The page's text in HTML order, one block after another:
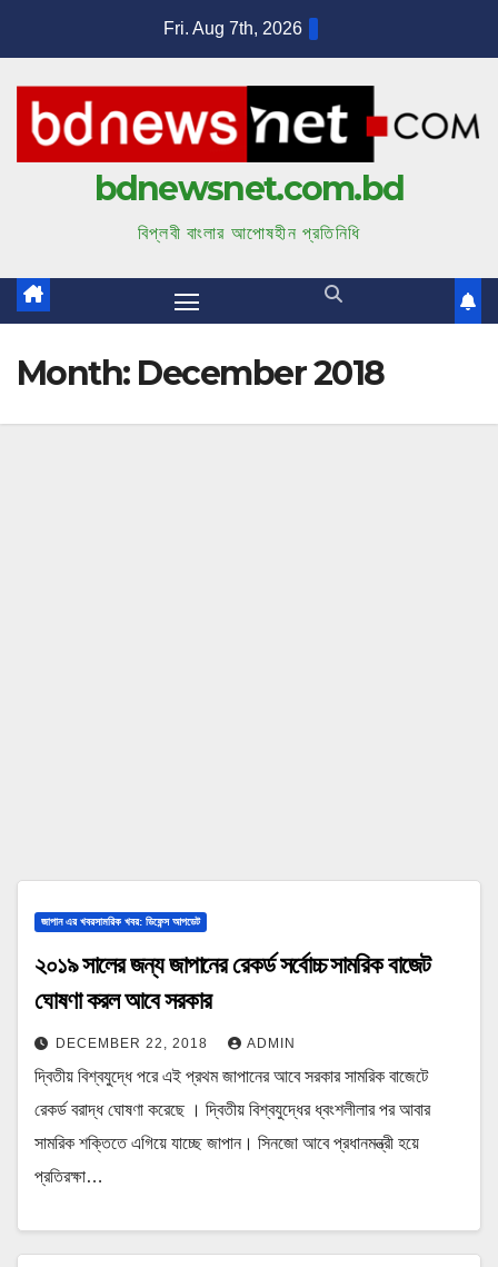
n
Fri. Aug 7th, 2026
bdnewsnet.com.bd
বিপ্লবী বাংলার আপোষহীন প্রতিনিধি
Month: December 2018
জাপান এর খবরসামরিক খবর: ডিফেন্স আপডেট
২০১৯ সালের জন্য জাপানের রেকর্ড সর্বোচ্চ সামরিক বাজেট
ঘোষণা করল আবে সরকার
DECEMBER 22, 2018 ADMIN
দ্বিতীয় বিশ্বযুদ্ধে পরে এই প্রথম জাপানের আবে সরকার সামরিক বাজেটে
রেকর্ড বরাদ্ধ ঘোষণা করেছে । দ্বিতীয় বিশ্বযুদ্ধের ধ্বংশলীলার পর আবার
সামরিক শক্তিতে এগিয়ে যাচ্ছে জাপান। সিনজো আবে প্রধানমন্ত্রী হয়ে
প্রতিরক্ষা…